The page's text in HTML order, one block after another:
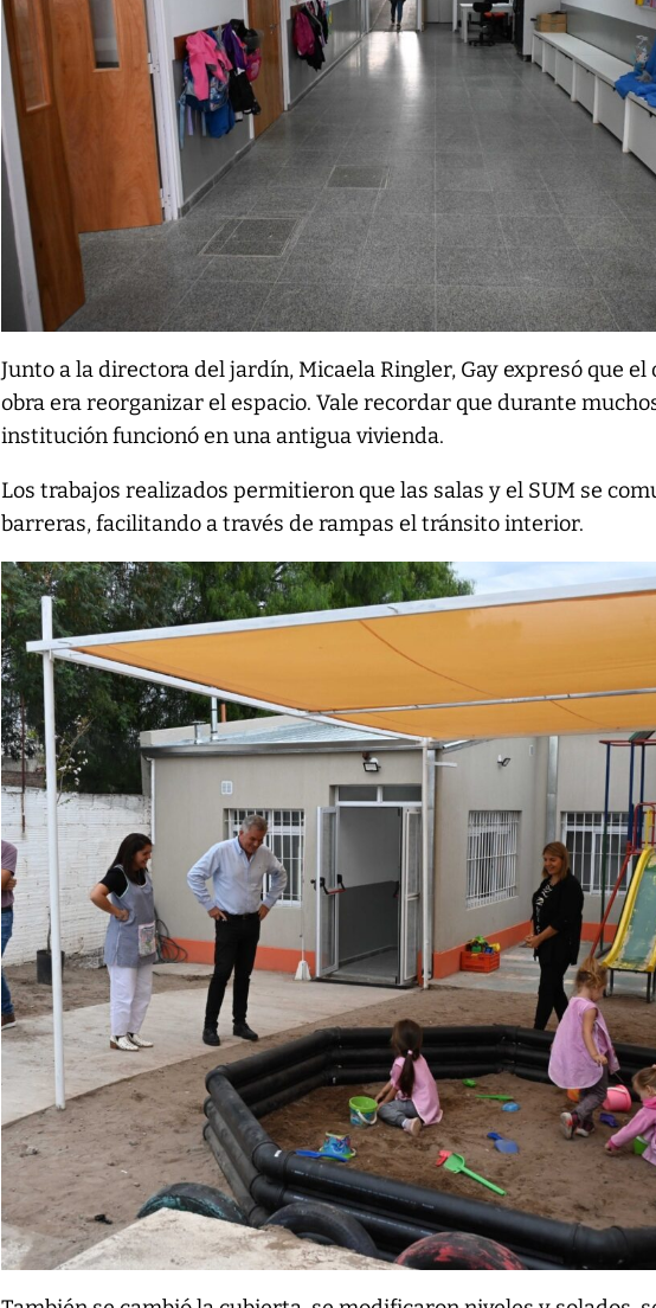
Junto a la directora del jardín, Micaela Ringler, Gay expresó que el
obra era reorganizar el espacio. Vale recordar que durante
institución funcionó en una antigua vivienda.
Los trabajos realizados permitieron que las salas y el SUM se
barreras, facilitando a través de rampas el tránsito interior.